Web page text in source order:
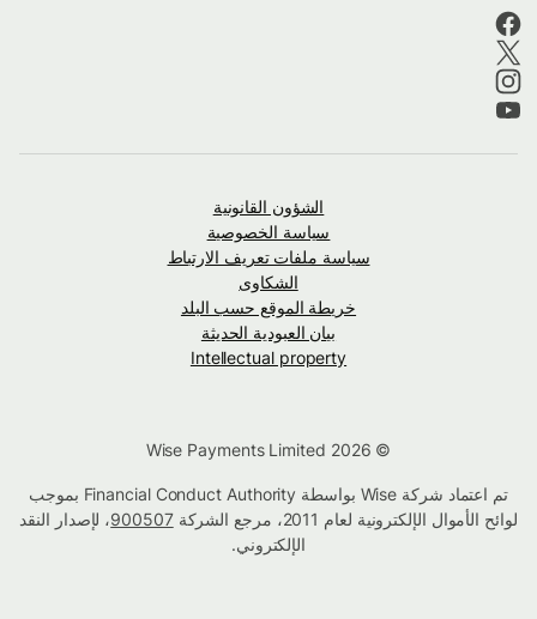
الشؤون القانونية
سياسة الخصوصية
سياسة ملفات تعريف الارتباط
الشكاوى
خريطة الموقع حسب البلد
بيان العبودية الحديثة
Intellectual property
تم اعتماد شركة Wise بواسطة Financial Conduct Authority بموجب
لوائح الأموال الإلكترونية لعام 2011، مرجع الشركة
900507، لإصدار النقد
الإلكتروني.